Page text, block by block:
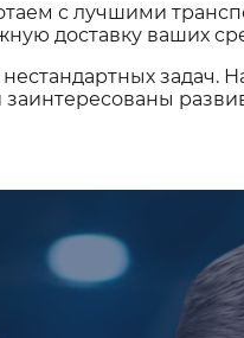
с лучшими
доставку ваших
задач.